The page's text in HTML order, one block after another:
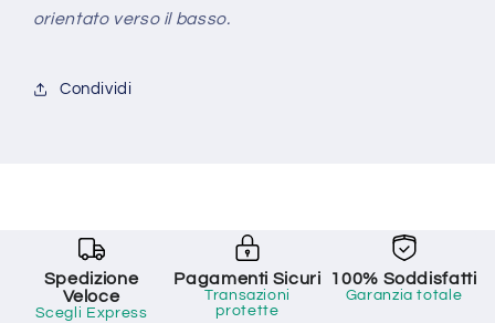
orientato verso il basso.
Condividi
Spedizione
Veloce
Scegli Express
Pagamenti Sicuri
Transazioni
protette
100% Soddisfatti
Garanzia totale